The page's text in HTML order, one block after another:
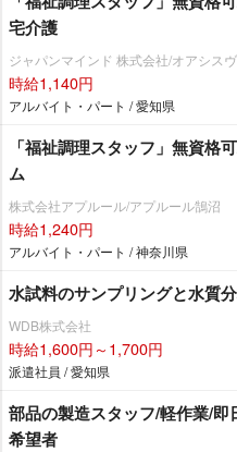
宅介護
ジャパンマインド 株式会社/オアシス
時給1,140円
アルバイト・パート / 愛知県
「福祉調理スタッフ」無資格
ム
株式会社アプルール/アプルール鵠沼
時給1,240円
アルバイト・パート / 神奈川県
水試料のサンプリングと水質
WDB株式会社
時給1,600円～1,700円
派遣社員 / 愛知県
部品の製造スタッフ/軽作業/
希望者